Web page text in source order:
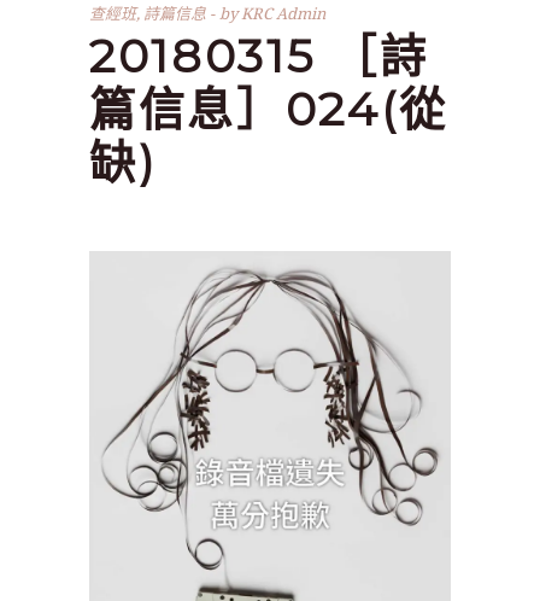
查經班, 詩篇信息 byKRC Admin
20180315 ［詩
篇信息］024(從
缺)